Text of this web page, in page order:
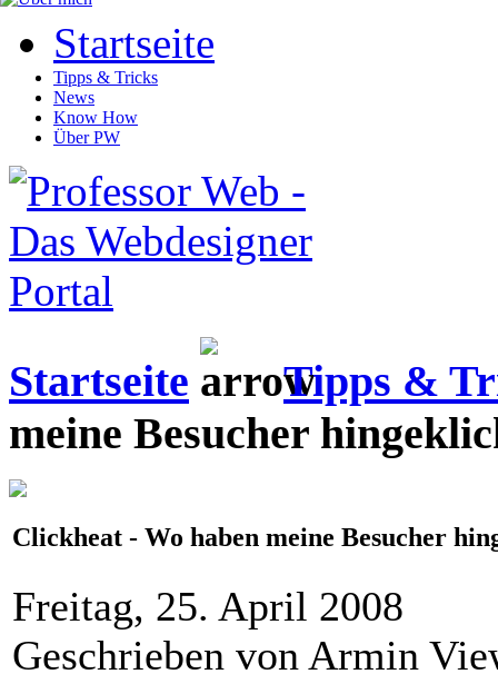
Startseite
Tipps & Tricks
News
Know How
Über PW
Startseite
Tipps &
meine Besucher
Clickheat - Wo haben meine Besucher
Freitag, 25. April 2008
Geschrieben von Armin